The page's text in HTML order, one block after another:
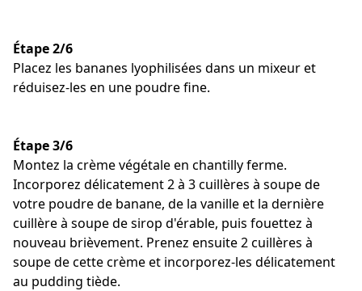
Étape 2/6
Placez les bananes lyophilisées dans un mixeur et
réduisez-les en une poudre fine.
Étape 3/6
Montez la crème végétale en chantilly ferme.
Incorporez délicatement 2 à 3 cuillères à soupe de
votre poudre de banane, de la vanille et la dernière
cuillère à soupe de sirop d'érable, puis fouettez à
nouveau brièvement. Prenez ensuite 2 cuillères à
soupe de cette crème et incorporez-les délicatement
au pudding tiède.